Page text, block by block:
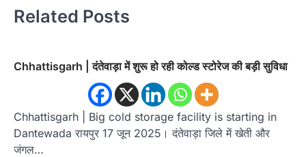
Related Posts
Chhattisgarh | दंतेवाड़ा में शुरू हो रही कोल्ड स्टोरेज की बड़ी सुविधा
Chhattisgarh | Big cold storage facility is starting in
Dantewada रायपुर 17 जून 2025। दंतेवाड़ा जिले में खेती और
जंगल…